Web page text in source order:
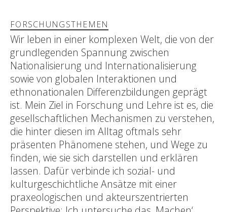
FORSCHUNGSTHEMEN
Wir leben in einer komplexen Welt, die von der
grundlegenden Spannung zwischen
Nationalisierung und Internationalisierung
sowie von globalen Interaktionen und
ethnonationalen Differenzbildungen geprägt
ist. Mein Ziel in Forschung und Lehre ist es, die
gesellschaftlichen Mechanismen zu verstehen,
die hinter diesen im Alltag oftmals sehr
präsenten Phänomene stehen, und Wege zu
finden, wie sie sich darstellen und erklären
lassen. Dafür verbinde ich sozial- und
kulturgeschichtliche Ansätze mit einer
praxeologischen und akteurszentrierten